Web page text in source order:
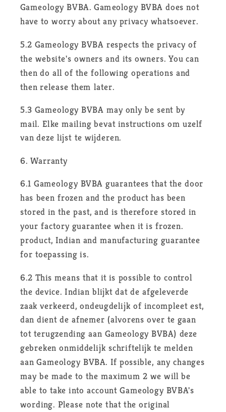
Gameology BVBA. Gameology BVBA does not
have to worry about any privacy whatsoever.
5.2 Gameology BVBA respects the privacy of
the website's owners and its owners. You can
then do all of the following operations and
then release them later.
5.3 Gameology BVBA may only be sent by
mail. Elke mailing bevat instructions om uzelf
van deze lijst te wijderen.
6. Warranty
6.1 Gameology BVBA guarantees that the door
has been frozen and the product has been
stored in the past, and is therefore stored in
your factory guarantee when it is frozen.
product, Indian and manufacturing guarantee
for toepassing is.
6.2 This means that it is possible to control
the device. Indian blijkt dat de afgeleverde
zaak verkeerd, ondeugdelijk of incompleet est,
dan dient de afnemer (alvorens over te gaan
tot terugzending aan Gameology BVBA) deze
gebreken onmiddelijk schriftelijk te melden
aan Gameology BVBA. If possible, any changes
may be made to the maximum 2 we will be
able to take into account Gameology BVBA's
wording. Please note that the original